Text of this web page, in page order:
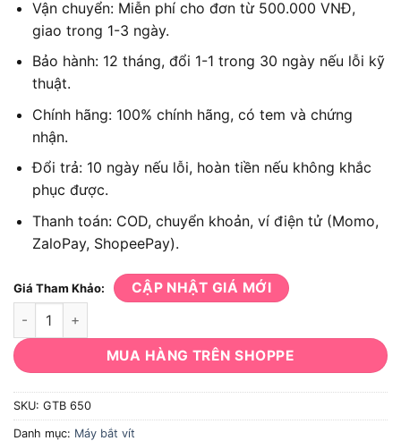
Vận chuyển: Miễn phí cho đơn từ 500.000 VNĐ,
giao trong 1-3 ngày.
Bảo hành: 12 tháng, đổi 1-1 trong 30 ngày nếu lỗi kỹ
thuật.
Chính hãng: 100% chính hãng, có tem và chứng
nhận.
Đổi trả: 10 ngày nếu lỗi, hoàn tiền nếu không khắc
phục được.
Thanh toán: COD, chuyển khoản, ví điện tử (Momo,
ZaloPay, ShopeePay).
Giá Tham Khảo: CẬP NHẬT GIÁ MỚI
Máy bắn vít Bosch GTB 650 số lượng
MUA HÀNG TRÊN SHOPPE
SKU: GTB 650
Danh mục: Máy bắt vít